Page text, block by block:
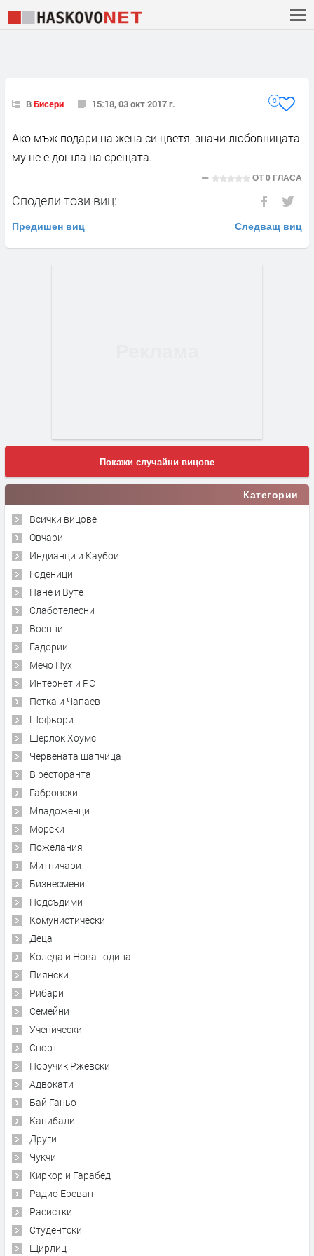
ВБисери 15:18, 03 окт 2017 г. 0
Ако мъж подари на жена си цветя, значи любовницата
му не е дошла на срещата.
ОТ0 ГЛАСА
Сподели този виц:
Предишен виц Следващ виц
Покажи случайни вицове
Категории
Всички вицове
Овчари
Индианци и Каубои
Годеници
Нане и Вуте
Слаботелесни
Военни
Гадории
Мечо Пух
Интернет и PC
Петка и Чапаев
Шофьори
Шерлок Хоумс
Червената шапчица
В ресторанта
Габровски
Младоженци
Морски
Пожелания
Митничари
Бизнесмени
Подсъдими
Комунистически
Деца
Коледа и Нова година
Пиянски
Рибари
Семейни
Ученически
Спорт
Поручик Ржевски
Адвокати
Бай Ганьо
Канибали
Други
Чукчи
Киркор и Гарабед
Радио Ереван
Расистки
Студентски
Щирлиц